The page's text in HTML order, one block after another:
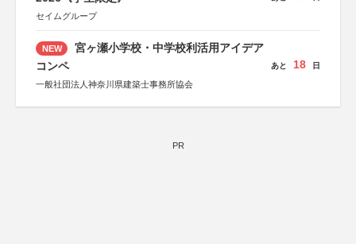
セイムグループ
NEW
宮ヶ瀬小学校・中学校利活用アイデア
コンペ
一般社団法人神奈川県建築士事務所協会
あと 18 日
PR